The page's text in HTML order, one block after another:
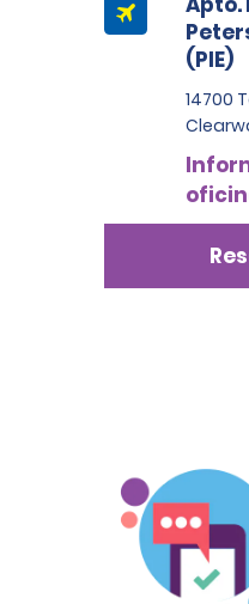
(PIE)
14700